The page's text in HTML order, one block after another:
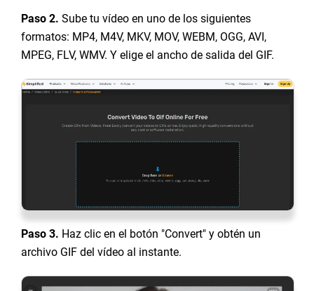
Paso 2. Sube tu vídeo en uno de los siguientes
formatos: MP4, M4V, MKV, MOV, WEBM, OGG, AVI,
MPEG, FLV, WMV. Y elige el ancho de salida del GIF.
Paso 3. Haz clic en el botón "Convert" y obtén un
archivo GIF del vídeo al instante.